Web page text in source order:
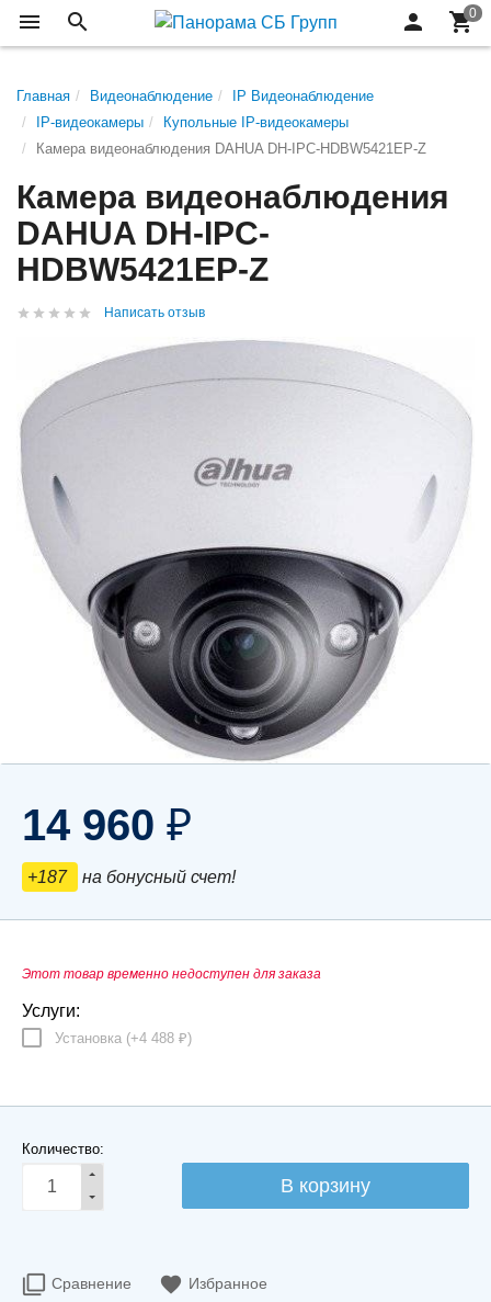
Главная Видеонаблюдение
IP Видеонаблюдение
IP-видеокамеры
Купольные IP-видеокамеры
Камера видеонаблюдения DAHUA DH-IPC-HDBW5421EP-Z
Камера видеонаблюдения
DAHUA DH-IPC-
HDBW5421EP-Z
Написать отзыв
14 960 ₽
+187 на бонусный счет!
Этот товар временно недоступен для заказа
Услуги:
Установка (+4 488 ₽)
Количество:
Сравнение Избранное